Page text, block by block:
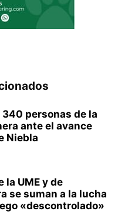
340 personas de la
ante el avance
Niebla
la UME y de
se suman a la lucha
«descontrolado»